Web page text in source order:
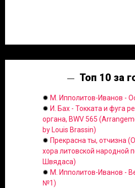
Топ 10 за
✹ М. Ипполитов-Иванов -
✹ И. Бах - Токката и фуга
органа, BWV 565
by Louis Brassin)
✹ Прекрасна ты, отчизна
хора литовской народной
Швядаса)
✹ М. Ипполитов-Иванов -
№1)